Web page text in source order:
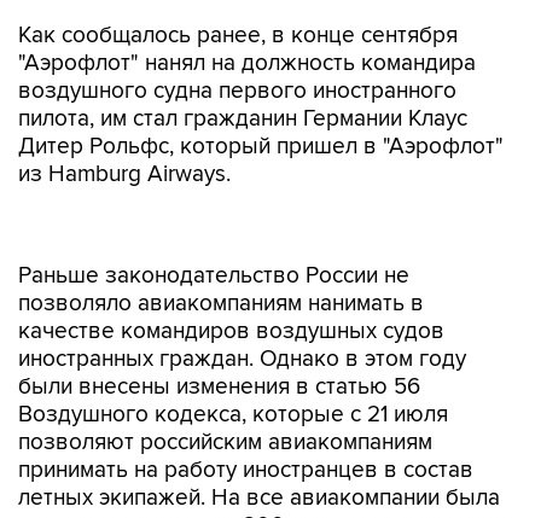
Как сообщалось ранее, в конце сентября
"Аэрофлот" нанял на должность командира
воздушного судна первого иностранного
пилота, им стал гражданин Германии Клаус
Дитер Рольфс, который пришел в "Аэрофлот"
из Hamburg Airways.
качестве командиров воздушных судов
иностранных граждан. Однако в этом году
были внесены изменения в статью 56
Воздушного кодекса, которые с 21 июля
позволяют российским авиакомпаниям
принимать на работу иностранцев в состав
летных экипажей. На все авиакомпании была
выделена квота - до 200 пилотов-иностранцев
в год.